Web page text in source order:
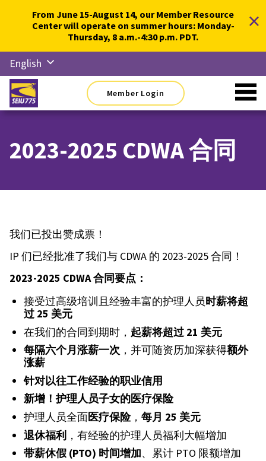
content
From June 15-August 14, our Member Resource
Center will operate on summer hours: Monday-
Thursday, 8 a.m.-4:30 p.m. PDT.
×
English
Русский
Español
한국어
Member Login
2023-2025 CDWA 合同
我们已投出赞成票！
IP 们已经批准了我们与 CDWA 的 2023-2025 合同！
2023-2025 CDWA合同要点：
接受过高级培训且经验丰富的护理人员时薪将超
过25 美元
在我们的合同到期时， 起薪将超过 21 美元
每隔六个月涨薪一次 ，并可随资历加深获得额外
涨薪
针对以往工作经验的职业信用
新增！护理人员子女的医疗保险
护理人员全面医疗保险， 每月 25 美元
退休福利 ，有经验的护理人员福利大幅增加
带薪休假 (PTO) 时间增加、累计 PTO 限额增加